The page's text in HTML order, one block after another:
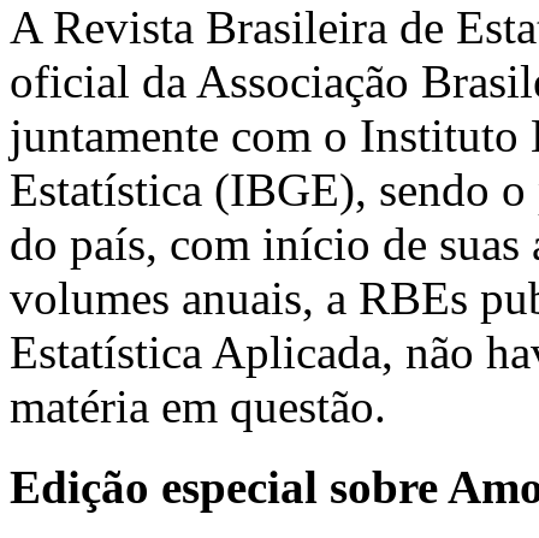
A Revista Brasileira de
oficial da Associação
juntamente com o Instituto
Estatística (IBGE), sendo
do país, com início de
volumes anuais, a RBEs
Estatística Aplicada, não
matéria em questão.
Edição especial sobre